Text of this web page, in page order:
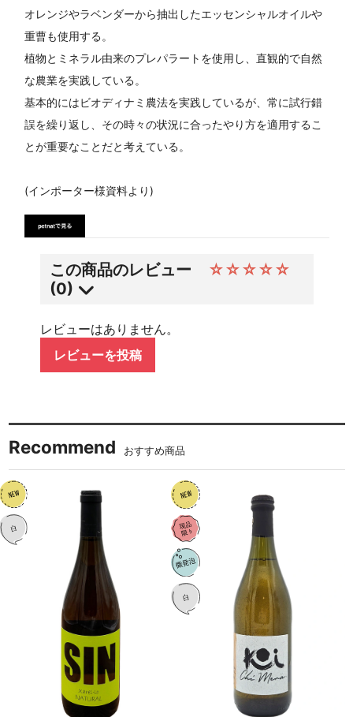
オレンジやラベンダーから抽出したエッセンシャルオイルや
重曹も使用する。
植物とミネラル由来のプレパラートを使用し、直観的で自然
な農業を実践している。
基本的にはビオディナミ農法を実践しているが、常に試行錯
誤を繰り返し、その時々の状況に合ったやり方を適用するこ
とが重要なことだと考えている。
(インポーター様資料より)
この商品のレビュー
☆☆☆☆☆
(0)
レビューはありません。
レビューを投稿
Recommend おすすめ商品